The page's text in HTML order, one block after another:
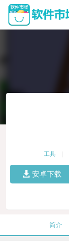
工具
安卓下载
简介